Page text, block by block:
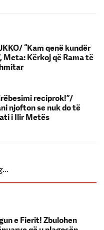
“Kam qenë kundër
Meta: Kërkoj që Rama të
reciprok!”/
njofton se nuk do të
i Ilir Metës
e Fierit! Zbulohen